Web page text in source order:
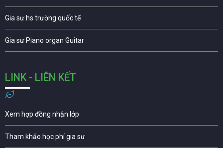
Gia sư hs trường quốc tế
Gia sư Piano organ Guitar
LINK - LIÊN KẾT
Xem hợp đồng nhận lớp
Tham khảo học phí gia sư